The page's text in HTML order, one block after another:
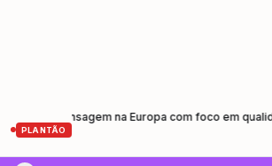
PLANTÃO
na Europa com foco em qualidade e